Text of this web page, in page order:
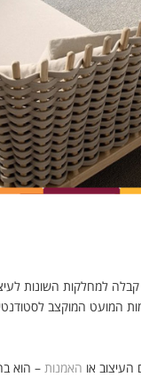
למחלקות השונות
המועט המוקצב
או האמנות – הוא